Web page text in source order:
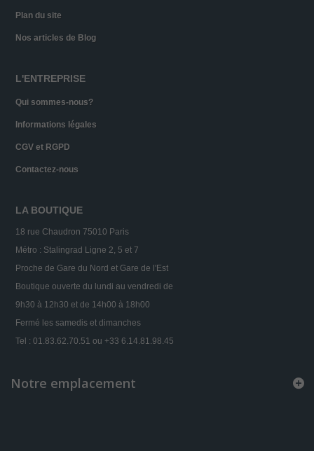
Plan du site
Nos articles de Blog
L'ENTREPRISE
Qui sommes-nous?
Informations légales
CGV et RGPD
Contactez-nous
LA BOUTIQUE
18 rue Chaudron 75010 Paris
Métro : Stalingrad Ligne 2, 5 et 7
Proche de Gare du Nord et Gare de l'Est
Boutique ouverte du lundi au vendredi de
9h30 à 12h30 et de 14h00 à 18h00
Fermé les samedis et dimanches
Tel : 01.83.62.70.51 ou +33 6.14.81.98.45
Notre emplacement